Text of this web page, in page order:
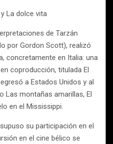
La dolce vita
de Tarzán
por Gordon Scott), realizó
concretamente en Italia: una
coproducción, titulada El
a Estados Unidos y al
Las montañas amarillas, El
en el Mississippi.
su participación en el
en el cine bélico se